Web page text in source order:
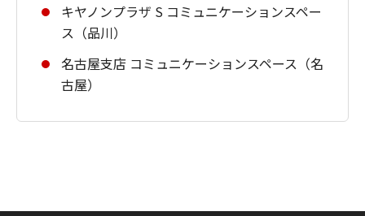
キヤノンプラザ S コミュニケーションスペー
ス（品川）
名古屋支店 コミュニケーションスペース（名
古屋）